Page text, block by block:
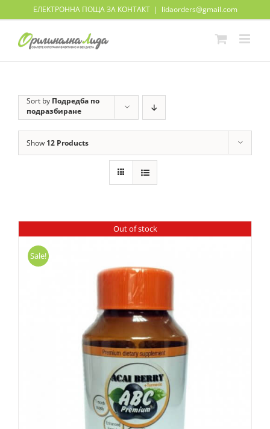
ЕЛЕКТРОННА ПОЩА ЗА КОНТАКТ | lidaorders@gmail.com
Sort by Подредба по
подразбиране
Show 12 Products
Out of stock
Sale!